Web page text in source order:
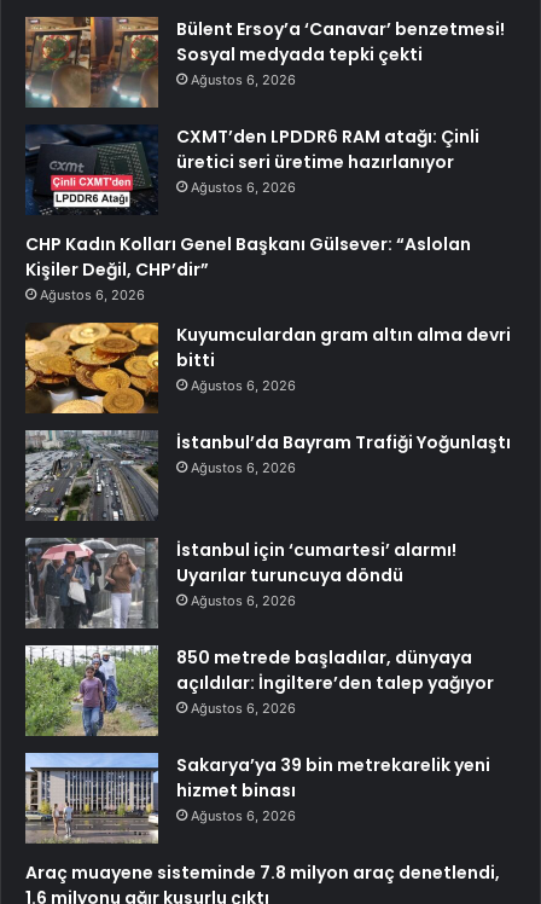
Bülent Ersoy’a ‘Canavar’ benzetmesi!
Sosyal medyada tepki çekti
Ağustos 6, 2026
CXMT’den LPDDR6 RAM atağı: Çinli
üretici seri üretime hazırlanıyor
Ağustos 6, 2026
CHP Kadın Kolları Genel Başkanı Gülsever: “Aslolan
Kişiler Değil, CHP’dir”
Ağustos 6, 2026
Kuyumculardan gram altın alma devri
bitti
Ağustos 6, 2026
İstanbul’da Bayram Trafiği Yoğunlaştı
Ağustos 6, 2026
İstanbul için ‘cumartesi’ alarmı!
Uyarılar turuncuya döndü
Ağustos 6, 2026
850 metrede başladılar, dünyaya
açıldılar: İngiltere’den talep yağıyor
Ağustos 6, 2026
Sakarya’ya 39 bin metrekarelik yeni
hizmet binası
Ağustos 6, 2026
Araç muayene sisteminde 7.8 milyon araç denetlendi,
1.6 milyonu ağır kusurlu çıktı